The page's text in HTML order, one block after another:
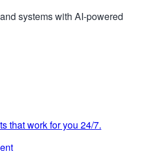
systems with AI-powered
that work for you 24/7.